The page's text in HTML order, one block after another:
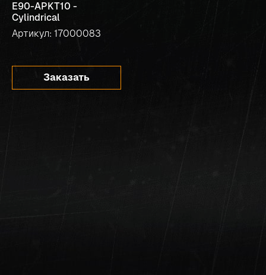
E90-APKT10 -
Cylindrical
Артикул: 17000083
Заказать